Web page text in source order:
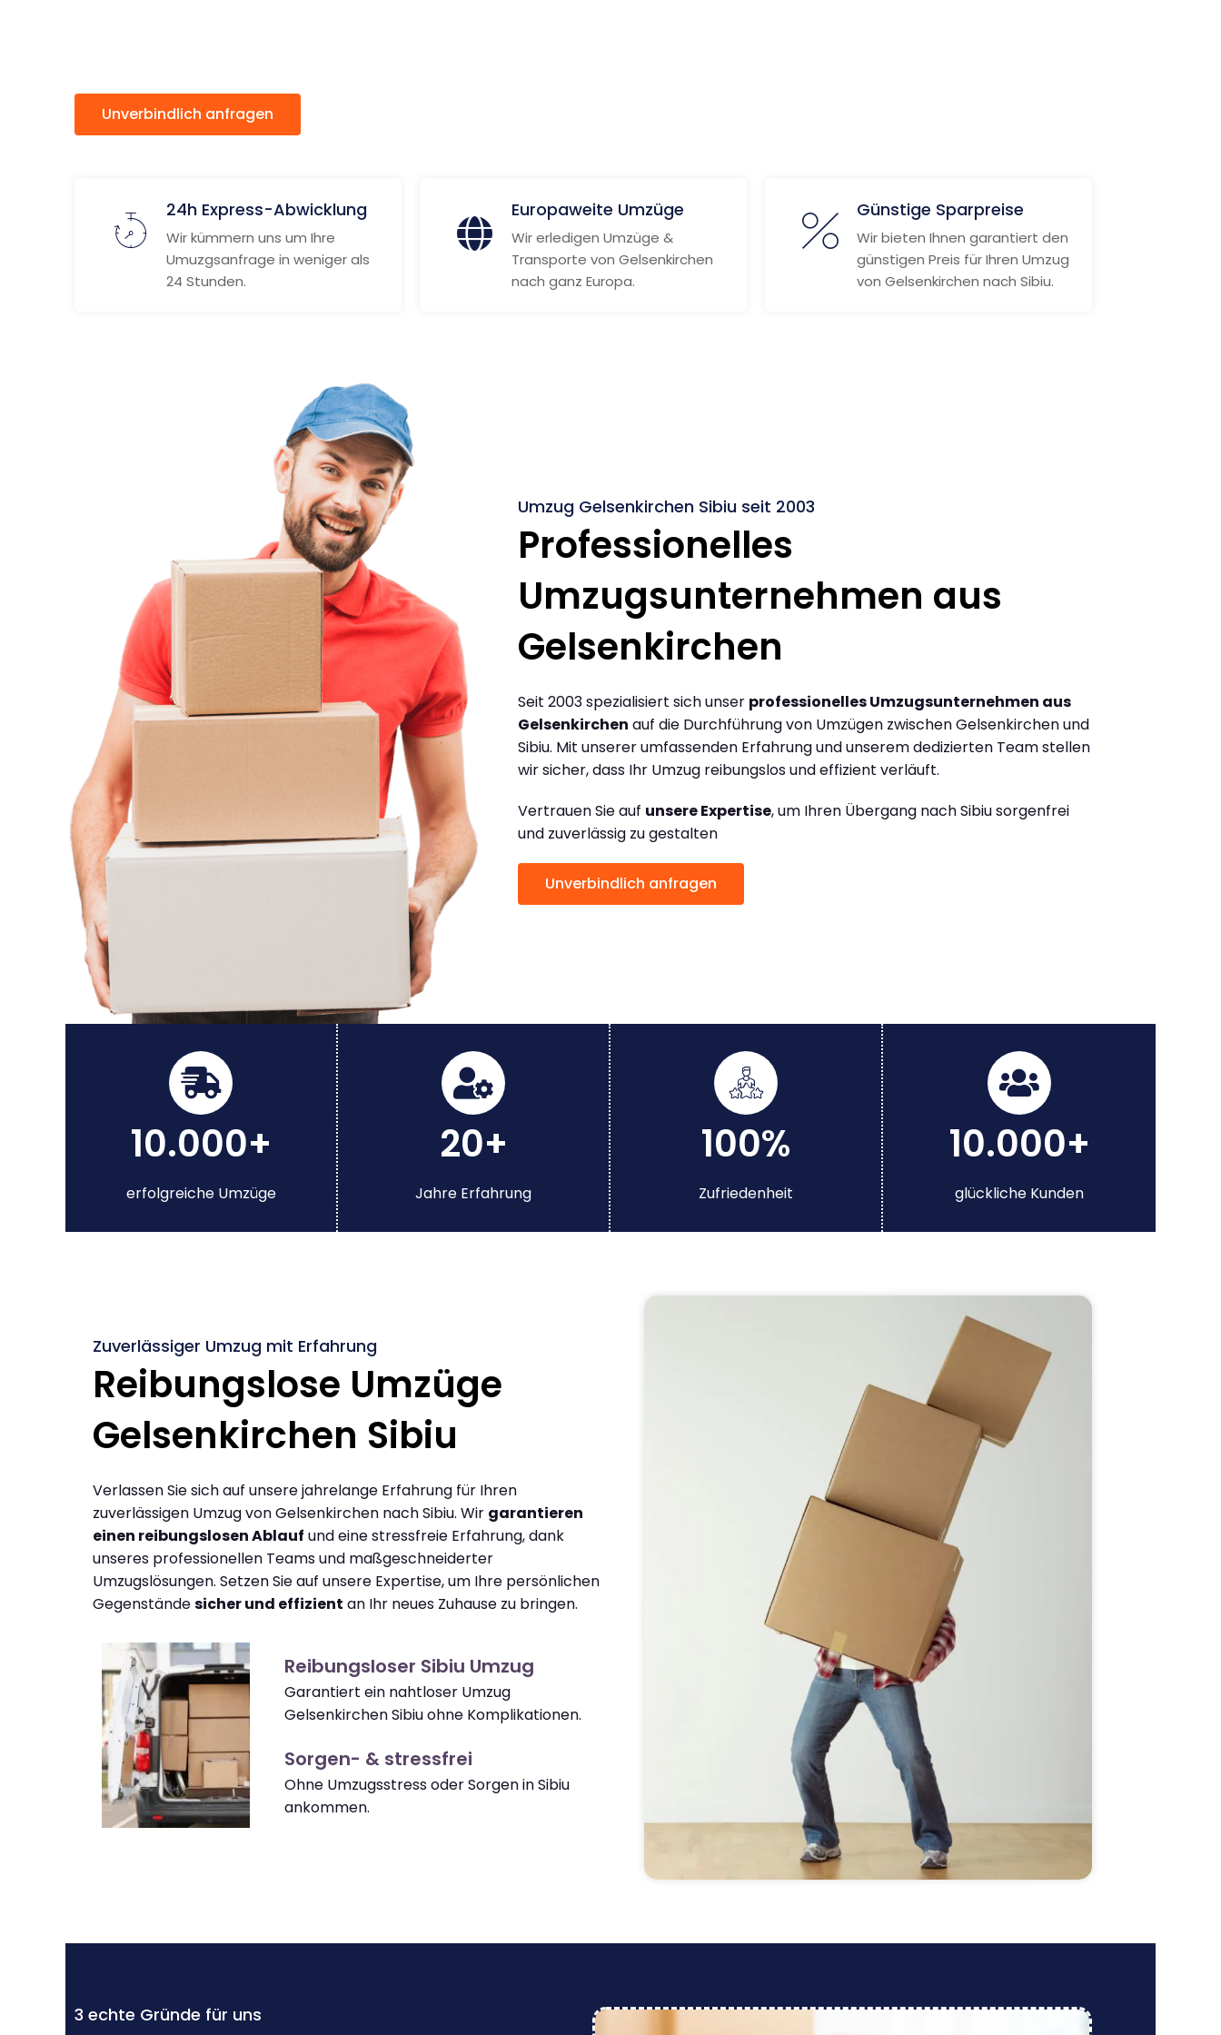
Unverbindlich anfragen
24h Express-Abwicklung
Wir kümmern uns um Ihre
Umuzgsanfrage in weniger als
24 Stunden.
Europaweite Umzüge
Wir erledigen Umzüge &
Transporte von Gelsenkirchen
nach ganz Europa.
Günstige Sparpreise
Wir bieten Ihnen garantiert den
günstigen Preis für Ihren Umzug
von Gelsenkirchen nach Sibiu.
Umzug Gelsenkirchen Sibiu seit 2003
Professionelles
Umzugsunternehmen aus
Gelsenkirchen
Seit 2003 spezialisiert sich unser professionelles Umzugsunternehmen aus
Gelsenkirchen auf die Durchführung von Umzügen zwischen Gelsenkirchen und
Sibiu. Mit unserer umfassenden Erfahrung und unserem dedizierten Team stellen
wir sicher, dass Ihr Umzug reibungslos und effizient verläuft.
Vertrauen Sie auf unsere Expertise, um Ihren Übergang nach Sibiu sorgenfrei
und zuverlässig zu gestalten
Unverbindlich anfragen
10.000+
erfolgreiche Umzüge
20+
Jahre Erfahrung
100%
Zufriedenheit
10.000+
glückliche Kunden
Zuverlässiger Umzug mit Erfahrung
Reibungslose Umzüge
Gelsenkirchen Sibiu
Verlassen Sie sich auf unsere jahrelange Erfahrung für Ihren
zuverlässigen Umzug von Gelsenkirchen nach Sibiu. Wir garantieren
einen reibungslosen Ablauf und eine stressfreie Erfahrung, dank
unseres professionellen Teams und maßgeschneiderter
Umzugslösungen. Setzen Sie auf unsere Expertise, um Ihre persönlichen
Gegenständesicher und effizient an Ihr neues Zuhause zu bringen.
Reibungsloser Sibiu Umzug
Garantiert ein nahtloser Umzug
Gelsenkirchen Sibiu ohne Komplikationen.
Sorgen- & stressfrei
Ohne Umzugsstress oder Sorgen in Sibiu
ankommen.
3 echte Gründe für uns